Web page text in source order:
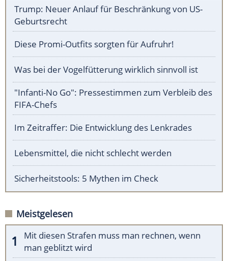
Trump: Neuer Anlauf für Beschränkung von US-
Geburtsrecht
Diese Promi-Outfits sorgten für Aufruhr!
Was bei der Vogelfütterung wirklich sinnvoll ist
"Infanti-No Go": Pressestimmen zum Verbleib des
FIFA-Chefs
Im Zeitraffer: Die Entwicklung des Lenkrades
Lebensmittel, die nicht schlecht werden
Sicherheitstools: 5 Mythen im Check
Meistgelesen
Mit diesen Strafen muss man rechnen, wenn
man geblitzt wird